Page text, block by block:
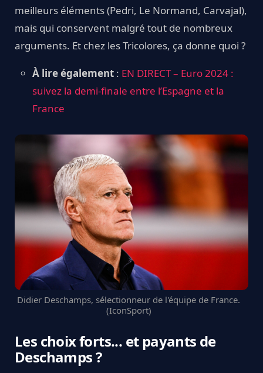
meilleurs éléments (Pedri, Le Normand, Carvajal),
mais qui conservent malgré tout de nombreux
arguments. Et chez les Tricolores, ça donne quoi ?
À lire également : EN DIRECT – Euro 2024 :
suivez la demi-finale entre l’Espagne et la
France
Didier Deschamps, sélectionneur de l'équipe de France.
(IconSport)
Les choix forts... et payants de
Deschamps ?